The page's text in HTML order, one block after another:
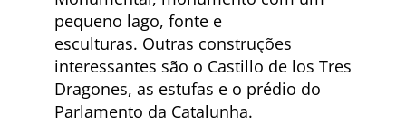
pequeno lago, fonte e
esculturas. Outras construções
interessantes são o Castillo de los Tres
Dragones, as estufas e o prédio do
Parlamento da Catalunha.